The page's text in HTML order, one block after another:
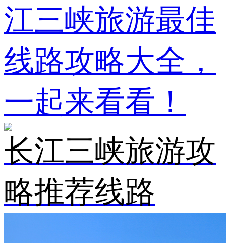
江三峡旅游最佳
线路攻略大全，
一起来看看！
长江三峡旅游攻
略推荐线路